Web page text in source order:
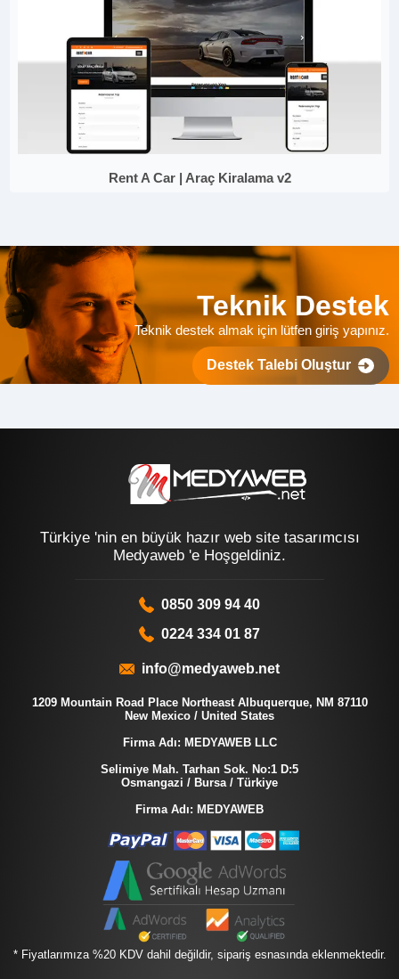
Rent A Car | Araç Kiralama v2
Teknik Destek
Teknik destek almak için lütfen giriş yapınız.
Destek Talebi Oluştur
Türkiye 'nin en büyük hazır web site tasarımcısı
Medyaweb 'e Hoşgeldiniz.
0850 309 94 40
0224 334 01 87
info@medyaweb.net
1209 Mountain Road Place Northeast Albuquerque, NM 87110
New Mexico / United States
Firma Adı: MEDYAWEB LLC
Selimiye Mah. Tarhan Sok. No:1 D:5
Osmangazi / Bursa / Türkiye
Firma Adı: MEDYAWEB
* Fiyatlarımıza %20 KDV dahil değildir, sipariş esnasında eklenmektedir.